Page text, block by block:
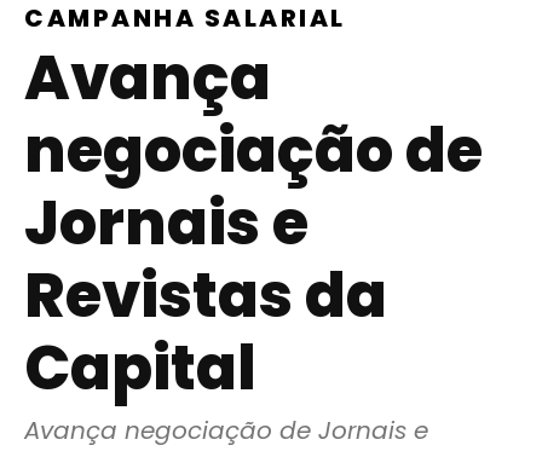
CAMPANHA SALARIAL
Avança
negociação de
Jornais e
Revistas da
Capital
Avança negociação de Jornais e